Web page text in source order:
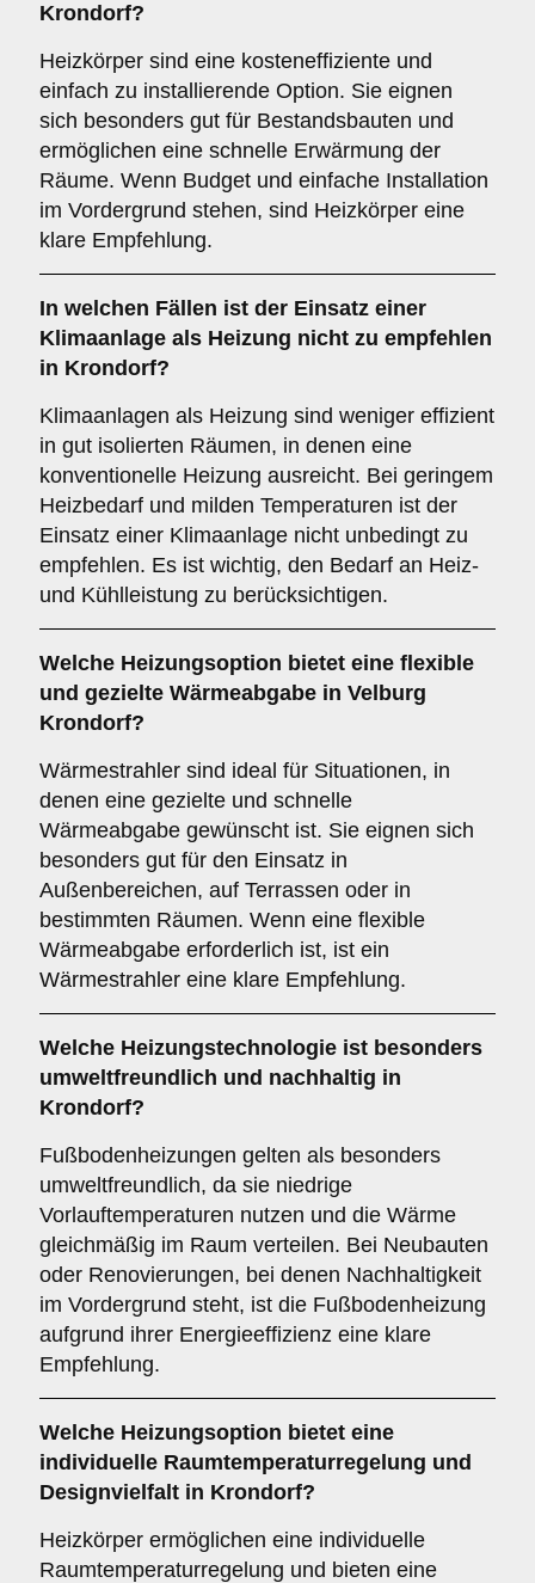
Krondorf?
Heizkörper sind eine kosteneffiziente und
einfach zu installierende Option. Sie eignen
sich besonders gut für Bestandsbauten und
ermöglichen eine schnelle Erwärmung der
Räume. Wenn Budget und einfache Installation
im Vordergrund stehen, sind Heizkörper eine
klare Empfehlung.
In welchen Fällen ist der Einsatz einer
Klimaanlage als Heizung nicht zu empfehlen
in Krondorf?
Klimaanlagen als Heizung sind weniger effizient
in gut isolierten Räumen, in denen eine
konventionelle Heizung ausreicht. Bei geringem
Heizbedarf und milden Temperaturen ist der
Einsatz einer Klimaanlage nicht unbedingt zu
empfehlen. Es ist wichtig, den Bedarf an Heiz-
und Kühlleistung zu berücksichtigen.
Welche Heizungsoption bietet eine flexible
und gezielte Wärmeabgabe in Velburg
Krondorf?
Wärmestrahler sind ideal für Situationen, in
denen eine gezielte und schnelle
Wärmeabgabe gewünscht ist. Sie eignen sich
besonders gut für den Einsatz in
Außenbereichen, auf Terrassen oder in
bestimmten Räumen. Wenn eine flexible
Wärmeabgabe erforderlich ist, ist ein
Wärmestrahler eine klare Empfehlung.
Welche Heizungstechnologie ist besonders
umweltfreundlich und nachhaltig in
Krondorf?
Fußbodenheizungen gelten als besonders
umweltfreundlich, da sie niedrige
Vorlauftemperaturen nutzen und die Wärme
gleichmäßig im Raum verteilen. Bei Neubauten
oder Renovierungen, bei denen Nachhaltigkeit
im Vordergrund steht, ist die Fußbodenheizung
aufgrund ihrer Energieeffizienz eine klare
Empfehlung.
Welche Heizungsoption bietet eine
individuelle Raumtemperaturregelung und
Designvielfalt in Krondorf?
Heizkörper ermöglichen eine individuelle
Raumtemperaturregelung und bieten eine